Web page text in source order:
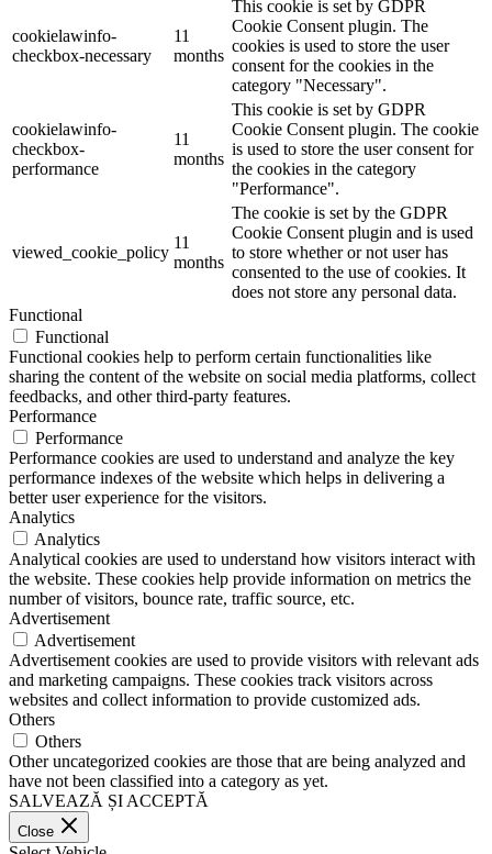
cookielawinfo-
checkbox-necessary
11
months
This cookie is set by GDPR
Cookie Consent plugin. The
cookies is used to store the user
consent for the cookies in the
category "Necessary".
cookielawinfo-
checkbox-
performance
11
months
This cookie is set by GDPR
Cookie Consent plugin. The cookie
is used to store the user consent for
the cookies in the category
"Performance".
viewed_cookie_policy
11
months
The cookie is set by the GDPR
Cookie Consent plugin and is used
to store whether or not user has
consented to the use of cookies. It
does not store any personal data.
Functional
Functional
Functional cookies help to perform certain functionalities like
sharing the content of the website on social media platforms, collect
feedbacks, and other third-party features.
Performance
Performance
Performance cookies are used to understand and analyze the key
performance indexes of the website which helps in delivering a
better user experience for the visitors.
Analytics
Analytics
Analytical cookies are used to understand how visitors interact with
the website. These cookies help provide information on metrics the
number of visitors, bounce rate, traffic source, etc.
Advertisement
Advertisement
Advertisement cookies are used to provide visitors with relevant ads
and marketing campaigns. These cookies track visitors across
websites and collect information to provide customized ads.
Others
Others
Other uncategorized cookies are those that are being analyzed and
have not been classified into a category as yet.
SALVEAZĂ ȘI ACCEPTĂ
Close